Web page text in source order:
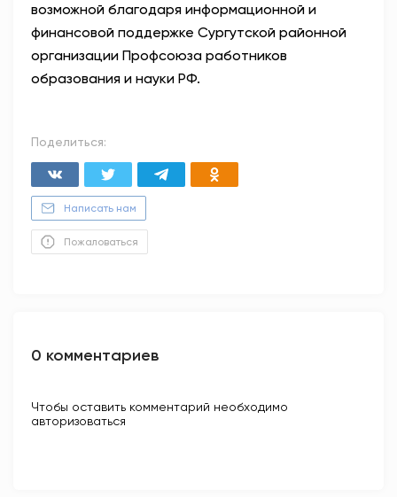
возможной благодаря информационной и
финансовой поддержке Сургутской районной
организации Профсоюза работников
образования и науки РФ.
Поделиться:
Написать нам
Пожаловаться
0 комментариев
Чтобы оставить комментарий необходимо
авторизоваться